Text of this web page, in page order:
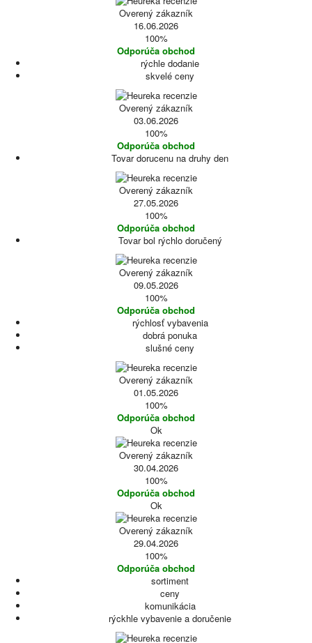
Overený zákazník
16.06.2026
100%
Odporúča obchod
rýchle dodanie
skvelé ceny
Overený zákazník
03.06.2026
100%
Odporúča obchod
Tovar dorucenu na druhy den
Overený zákazník
27.05.2026
100%
Odporúča obchod
Tovar bol rýchlo doručený
Overený zákazník
09.05.2026
100%
Odporúča obchod
rýchlosť vybavenia
dobrá ponuka
slušné ceny
Overený zákazník
01.05.2026
100%
Odporúča obchod
Ok
Overený zákazník
30.04.2026
100%
Odporúča obchod
Ok
Overený zákazník
29.04.2026
100%
Odporúča obchod
sortiment
ceny
komunikácia
rýckhle vybavenie a doručenie